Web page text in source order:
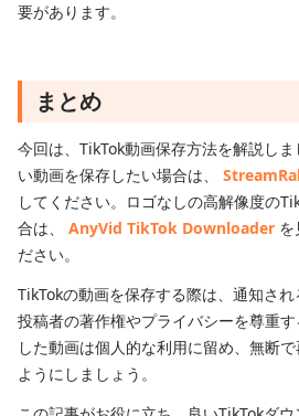
要があります。
まとめ
今回は、TikTok動画保存方法を解説し
い動画を保存したい場合は、
してください。ロゴなしの高解像度の
合は、 AnyVid TikTok Downloader を
ださい。
TikTokの動画を保存する際は、通知され
投稿者の著作権やプライバシーを尊重
した動画は個人的な利用に留め、無断
ようにしましょう。